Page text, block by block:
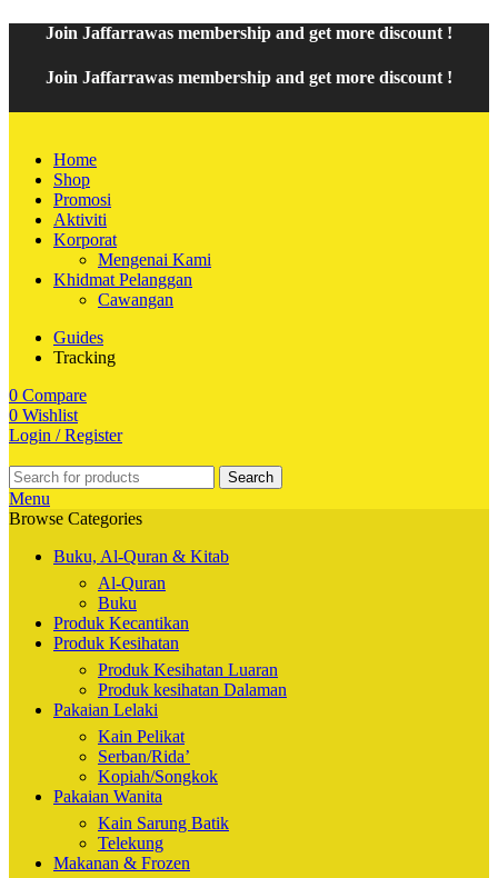
Join Jaffarrawas membership and get more discount !
Join Jaffarrawas membership and get more discount !
Home
Shop
Promosi
Aktiviti
Korporat
Mengenai Kami
Khidmat Pelanggan
Cawangan
Guides
Tracking
0 Compare
0 Wishlist
Login / Register
Search
Menu
Browse Categories
Buku, Al-Quran & Kitab
Al-Quran
Buku
Produk Kecantikan
Produk Kesihatan
Produk Kesihatan Luaran
Produk kesihatan Dalaman
Pakaian Lelaki
Kain Pelikat
Serban/Rida’
Kopiah/Songkok
Pakaian Wanita
Kain Sarung Batik
Telekung
Makanan & Frozen